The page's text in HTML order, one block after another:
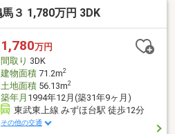
台駅から徒歩約13分◆池袋・渋
結アクセス・通勤通学に便利な立
も充実！
３ 1,780万円 3DK
1,780万円
間取り 3DK
建物面積71.2m2
土地面積56.13m2
築年月 1994年12月(築31年9ヶ月)
東武東上線 みずほ台駅 徒歩12分
その他の交通